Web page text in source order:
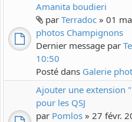
Amanita boudieri
par Terradoc » 01
photos Champignons
Dernier message par
10:50
Posté dans Galerie
Ajouter une extension
pour les QSJ
par Pomlos » 27 févr.